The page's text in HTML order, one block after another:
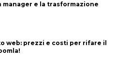
manager e la trasformazione
web: prezzi e costi per rifare il